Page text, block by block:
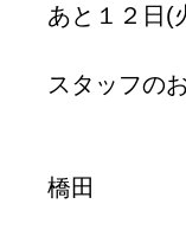
あと１２日(
スタッフの
橋田